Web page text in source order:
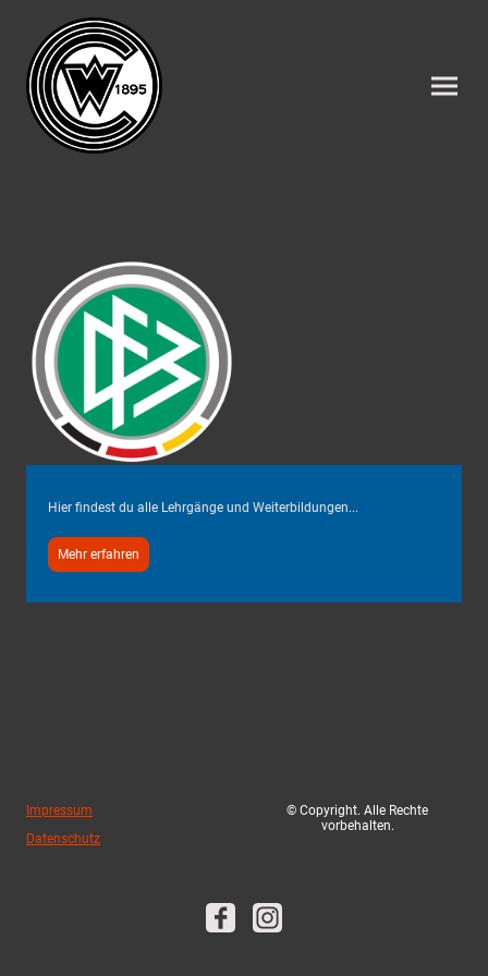
Hier findest du alle Lehrgänge und Weiterbildungen...
Mehr erfahren
Impressum
Datenschutz
© Copyright. Alle Rechte
vorbehalten.